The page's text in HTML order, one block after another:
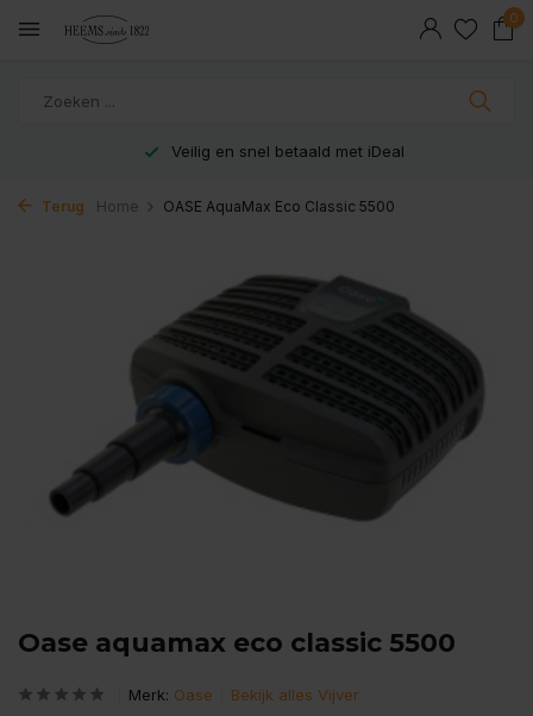
0
Veilig en snel betaald met iDeal
Terug Home OASE AquaMax Eco Classic 5500
Oase aquamax eco classic 5500
Merk: Oase Bekijk alles Vijver